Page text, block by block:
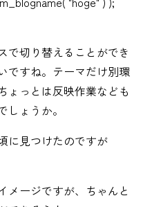
で切り替えることができ
ですね。テーマだけ別環
ょっとは反映作業なども
ょうか。
に見つけたのですが
メージですが、ちゃんと